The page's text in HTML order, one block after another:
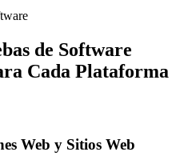
de Software
Cada Plataforma
Web y Sitios Web